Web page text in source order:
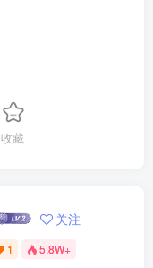
收藏
关注
1 5.8W+